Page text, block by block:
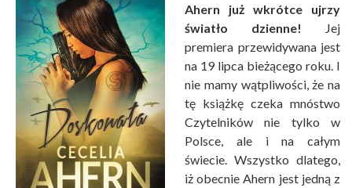
Ahern już wkrótce ujrzy
światło dzienne!
Jej
premiera przewidywana jest
na 19 lipca bieżącego roku. I
nie mamy wątpliwości, że na
tę książkę czeka mnóstwo
Czytelników nie tylko w
Polsce, ale i na całym
świecie. Wszystko dlatego,
iż obecnie Ahern jest jedną z